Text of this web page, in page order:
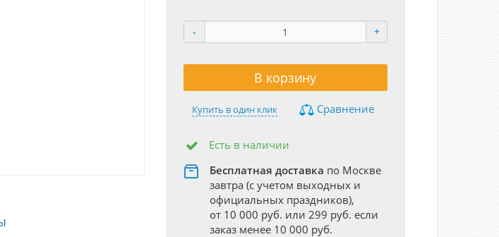
- +
В корзину
Купить в один клик Сравнение
Есть в наличии
Бесплатная доставка по Москве
завтра (с учетом выходных и
официальных праздников),
от 10 000 руб. или 299 руб. если
заказ менее 10 000 руб.